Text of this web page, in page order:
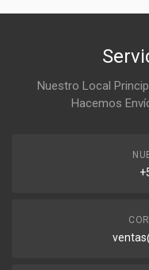
OTROS
#NUEVO_244
Nuestro Local
Hacemos